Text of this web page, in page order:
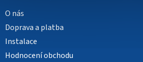
O nás
Doprava a platba
Instalace
Hodnocení obchodu